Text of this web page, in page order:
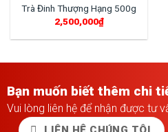
Trà Đinh Thượng Hạng 500g
2,500,000₫
Bạn muốn biết thêm chi
Vui lòng liên hệ để nhận được tư